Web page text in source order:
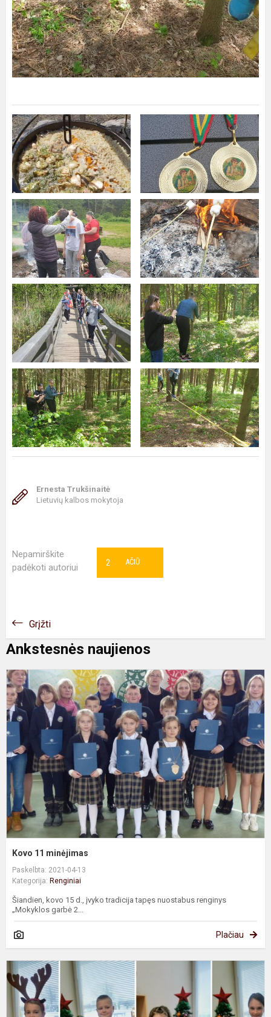
Ernesta Trukšinaitė
Lietuvių kalbos mokytoja
Nepamirškite
padėkoti autoriui
AČIŪ
2
Grįžti
Ankstesnės naujienos
Kovo 11 minėjimas
Paskelbta: 2021-04-13
Kategorija: Renginiai
Šiandien, kovo 15 d., įvyko tradicija tapęs nuostabus renginys
„Mokyklos garbė 2...
Plačiau